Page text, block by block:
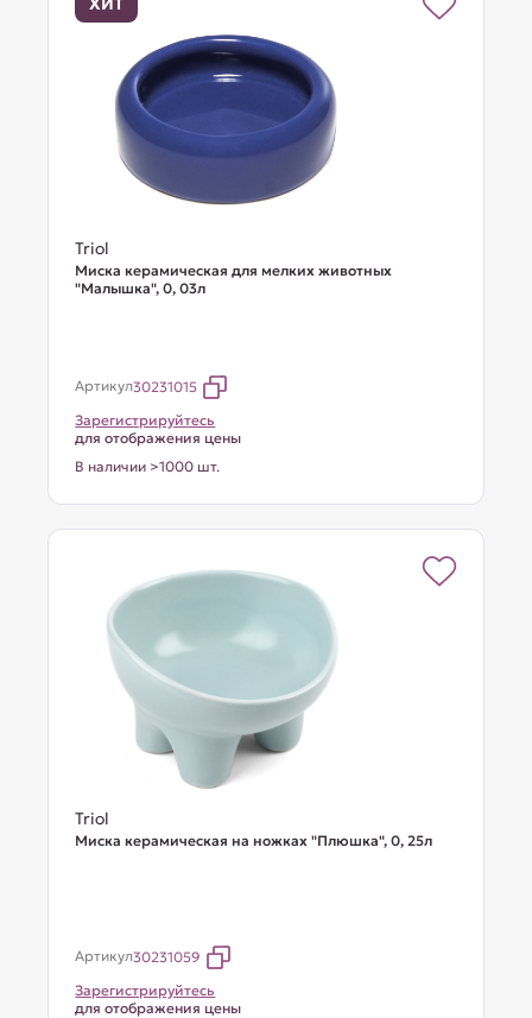
Triol
Миска керамическая для мелких животных
"Малышка", 0, 03л
Артикул30231015
Зарегистрируйтесь
для отображения цены
В наличии >1000 шт.
Triol
Миска керамическая на ножках "Плюшка", 0, 25л
Артикул30231059
Зарегистрируйтесь
для отображения цены